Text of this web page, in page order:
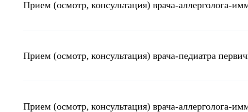
Прием (осмотр, консультация) врача-аллерголога-
Прием (осмотр, консультация) врача-педиатра
Прием (осмотр, консультация) врача-аллерголога-